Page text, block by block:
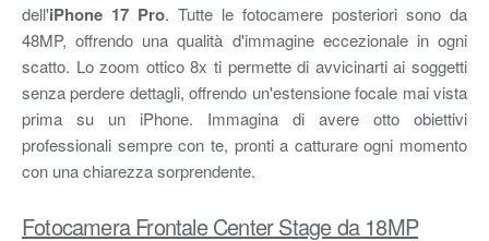
dell'iPhone 17 Pro. Tutte le fotocamere posteriori sono da
48MP, offrendo una qualità d'immagine eccezionale in ogni
scatto. Lo zoom ottico 8x ti permette di avvicinarti ai soggetti
senza perdere dettagli, offrendo un'estensione focale mai vista
prima su un iPhone. Immagina di avere otto obiettivi
professionali sempre con te, pronti a catturare ogni momento
con una chiarezza sorprendente.
Fotocamera Frontale Center Stage da 18MP